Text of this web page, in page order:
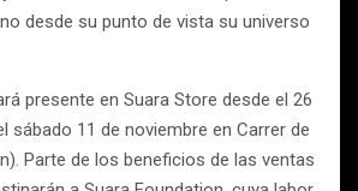
desde su punto de vista su universo
presente en Suara Store desde el 26
sábado 11 de noviembre en Carrer de
Parte de los beneficios de las ventas